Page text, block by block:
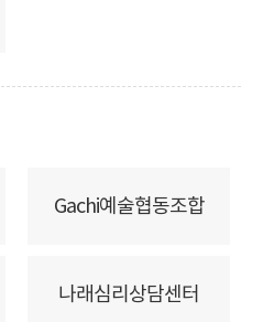
Gachi예술협동조합
나래심리상담센터